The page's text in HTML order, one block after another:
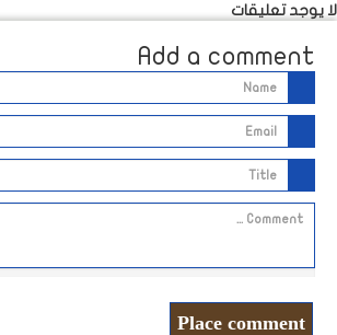
لا يوجد تعليقات
Add a comment
Place comment